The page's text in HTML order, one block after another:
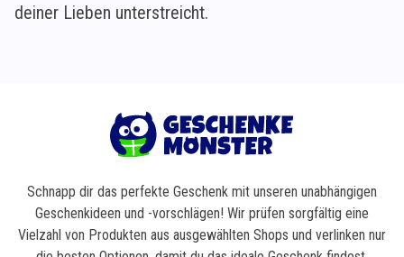
deiner Lieben unterstreicht.
Schnapp dir das perfekte Geschenk mit unseren unabhängigen
Geschenkideen und -vorschlägen! Wir prüfen sorgfältig eine
Vielzahl von Produkten aus ausgewählten Shops und verlinken nur